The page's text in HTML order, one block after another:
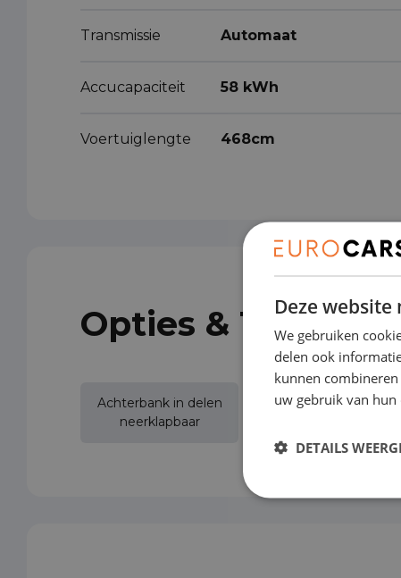
Transmissie Automaat
Accucapaciteit 58 kWh
Voertuiglengte 468cm
Opties &
Achterbank in delen
neerklapbaar
Achteruitrijcamera
Deze
We gebruiken
delen ook
kunnen
uw gebruik van hun
DETAILS